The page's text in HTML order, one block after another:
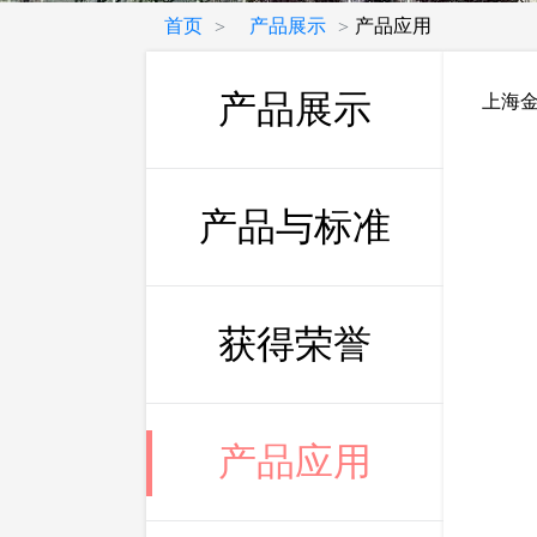
首页 > 产品展示 > 产品应用
产品展示
产品与标准
获得荣誉
产品应用
上海